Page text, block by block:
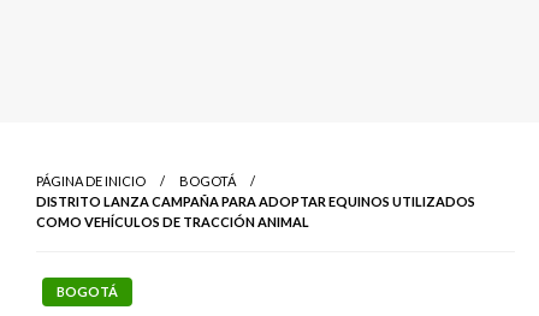
PÁGINA DE INICIO
BOGOTÁ
DISTRITO LANZA CAMPAÑA PARA ADOPTAR EQUINOS UTILIZADOS
COMO VEHÍCULOS DE TRACCIÓN ANIMAL
BOGOTÁ